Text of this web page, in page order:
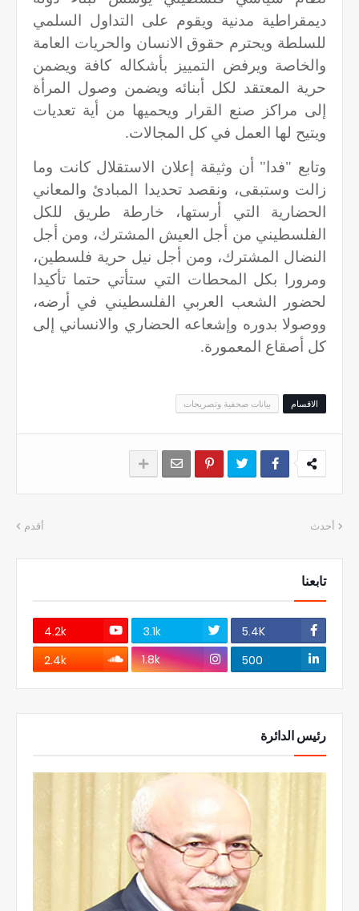
ديمقراطية مدنية ويقوم على التداول السلمي
للسلطة ويحترم حقوق الانسان والحريات العامة
والخاصة ويرفض التمييز بأشكاله كافة ويضمن
حرية المعتقد لكل أبنائه ويضمن وصول المرأة
إلى مراكز صنع القرار ويحميها من أية تعديات
ويتيح لها العمل في كل المجالات.
وتابع "فدا" أن وثيقة إعلان الاستقلال كانت وما
زالت وستبقى، ونقصد تحديدا المبادئ والمعاني
الحضارية التي أرستها، خارطة طريق للكل
الفلسطيني من أجل العيش المشترك، ومن أجل
النضال المشترك، ومن أجل نيل حرية فلسطين،
ومرورا بكل المحطات التي ستأتي حتما تأكيدا
لحضور الشعب العربي الفلسطيني في أرضه،
ووصولا بدوره وإشعاعه الحضاري والانساني إلى
كل أصقاع المعمورة.
الاقسام بيانات صحفية وتصريحات
أحدث أقدم
تابعنا
5.4K
3.1k
4.2k
500
1.8k
2.4k
رئيس الدائرة